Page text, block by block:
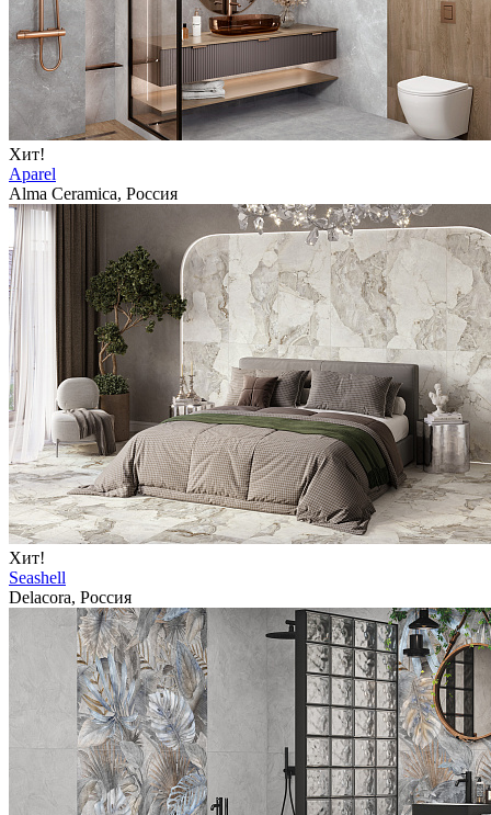
Хит!
Aparel
Alma Ceramica, Россия
Хит!
Seashell
Delacora, Россия